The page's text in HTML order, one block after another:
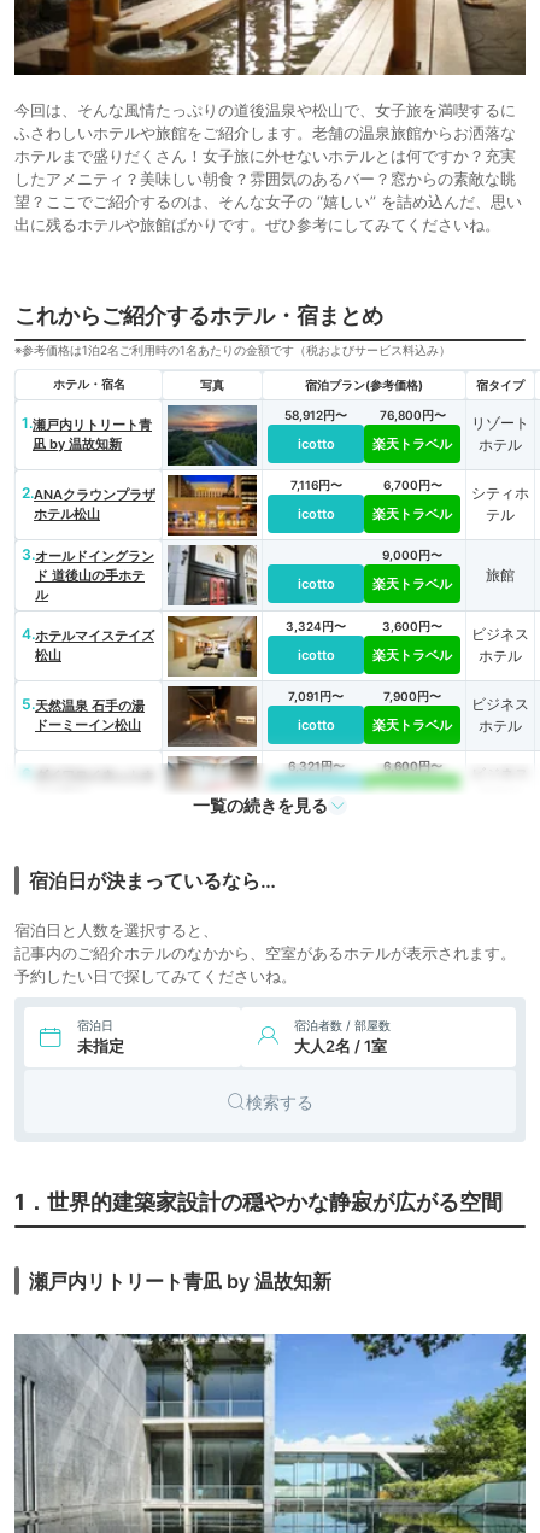
今回は、そんな風情たっぷりの道後温泉や松山で、女子旅を満喫するに
ふさわしいホテルや旅館をご紹介します。老舗の温泉旅館からお洒落な
ホテルまで盛りだくさん！女子旅に外せないホテルとは何ですか？充実
したアメニティ？美味しい朝食？雰囲気のあるバー？窓からの素敵な眺
望？ここでご紹介するのは、そんな女子の “嬉しい” を詰め込んだ、思い
出に残るホテルや旅館ばかりです。ぜひ参考にしてみてくださいね。
これからご紹介するホテル・宿まとめ
※参考価格は1泊2名ご利用時の1名あたりの金額です（税およびサービス料込み）
ホテル・宿名 写真 宿泊プラン(参考価格) 宿タイプ
1.瀬戸内リトリート青
凪 by 温故知新
58,912円〜
icotto
76,800円〜
楽天トラベル
リゾート
ホテル
2.ANAクラウンプラザ
ホテル松山
7,116円〜
icotto
6,700円〜
楽天トラベル
シティホ
テル
3.オールドイングラン
ド 道後山の手ホテ
ル
icotto
9,000円〜
楽天トラベル 旅館
4.ホテルマイステイズ
松山
3,324円〜
icotto
3,600円〜
楽天トラベル
ビジネス
ホテル
5.天然温泉 石手の湯
ドーミーイン松山
7,091円〜
icotto
7,900円〜
楽天トラベル
ビジネス
ホテル
6. 6,321円〜
icotto
6,600円〜
楽天トラベル
8.道後温泉 茶玻瑠
9.道後プリンスホテル
旬華趣湯 あったら
いいな、が湧く湯宿
icotto 楽天トラベル 旅館
10.道後温泉 道後舘
20,090円〜 23,700円〜
旅館
一覧の続きを見る
宿泊日が決まっているなら…
宿泊日と人数を選択すると、
記事内のご紹介ホテルのなかから、空室があるホテルが表示されます。
予約したい日で探してみてくださいね。
宿泊日
未指定
宿泊者数 / 部屋数
大人2名 / 1室
検索する
1．世界的建築家設計の穏やかな静寂が広がる空間
瀬戸内リトリート青凪 by 温故知新